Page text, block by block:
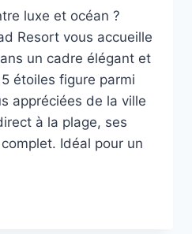
luxe et océan ?
Resort vous accueille
un cadre élégant et
étoiles figure parmi
appréciées de la ville
à la plage, ses
Idéal pour un